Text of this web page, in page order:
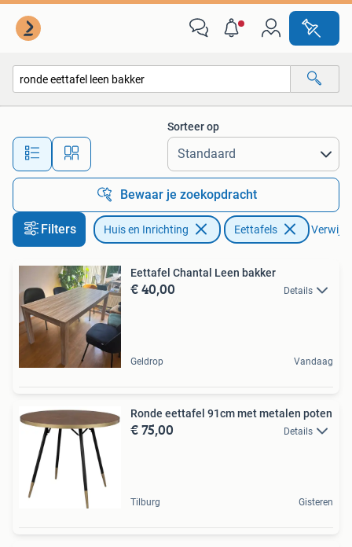
Alle afstanden…
Sorteer op
Bewaar je zoekopdracht
Filters Huis en Inrichting Eettafels
Eettafel Chantal Leen bakker
€ 40,00 Details
Geldrop Vandaag
Ronde eettafel 91cm met metalen poten
€ 75,00 Details
Tilburg Gisteren